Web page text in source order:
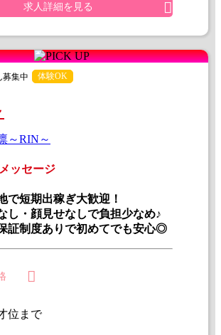
求人詳細を見る
募集中 体験OK
ッセージ
で短期出稼ぎ大歓迎！
し・顔見せなしで負担少なめ♪
証制度ありで初めてでも安心◎
位まで